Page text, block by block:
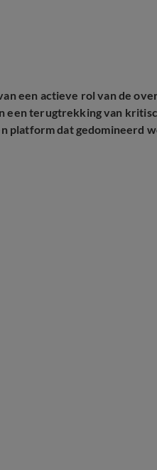
een actieve rol van de
een terugtrekking van
platform dat gedomineerd